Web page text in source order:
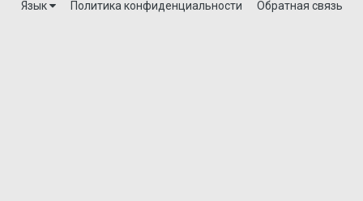
Язык Политика конфиденциальности Обратная связь